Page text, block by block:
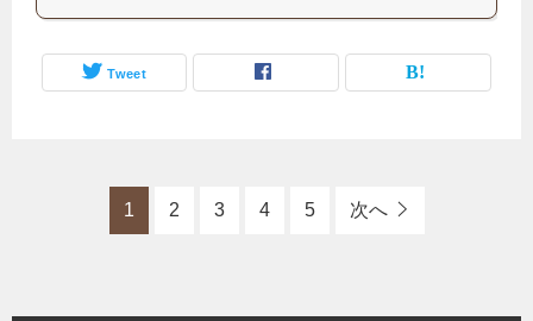
Tweet
1 2 3 4 5 次へ